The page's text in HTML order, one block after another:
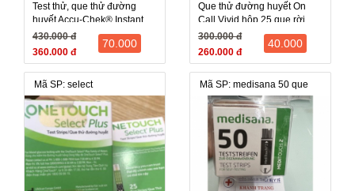
Test thử, que thử đường
huyết Accu-Chek® Instant
(Roche Mỹ) hộp 50 que
430.000 đ
360.000 đ
70.000
Que thử đường huyết On
Call Vivid hộp 25 que rời
300.000 đ
260.000 đ
40.000
Mã SP: select Mã SP: medisana 50 que